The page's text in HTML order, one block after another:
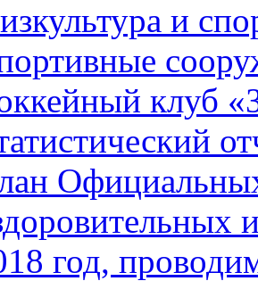
и
клуб
год,